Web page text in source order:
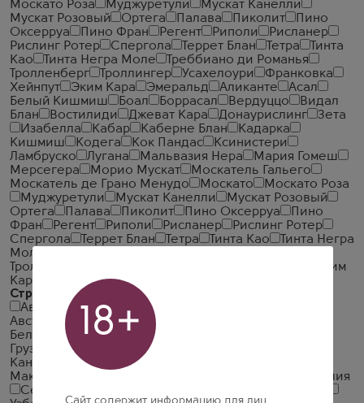
Москато Роза
Муджуретули
Мускат Канелли
Мускат Розовый
Ортега Палава Пиколит
Пино
Оксерруа
Пино Фран Регент Риполи
Рисланер
Рислинг Ротер
Спергола Террет Блан Тетра
Тинта
Као
Тинта Негра Моле
Треббиано ди Романья
Тролленберг
Троллингер Усахелоури
Франковка
Хейнпут
Эким Кара Эмеральд Аликанте
Асал
Белый Кишмиш
Боал Боррасал Вердуццо
Видал
Блан
Востилиди Джеват Кара Донаурислинг
Зета
Изабелла
Кабар Каберне Блан
Кадарка
Кишмиш
Кодега Кок Пандас
Ксинистери
Ламбруско
Лугана Мальвазия Нера
Мария Гомеш
Мерсегера
Морио Мускат
Москатель Гальего
Москатель де Грано Менудо
Москато
Москато Роза
Муджуретули
Мускат Канелли
Мускат Розовый
Ортега
Палава Пиколит Пино Оксерруа
Пино
Фран
Регент Риполи Рисланер
Рислинг Ротер
Спергола
Террет Блан Тетра Тинта Као
Тинта Негра
Моле
Троллингер
Эким
Кара
Эмеральд
Страна
Австрия
Россия Венгрия
Австралия
Азербайджан
Беларусь
Бельгия Болгария
Грузия
Израиль Индия
Канада
Кипр Китай
Македония
Португалия
Сербия
18+
Сайт содержит информацию для лиц